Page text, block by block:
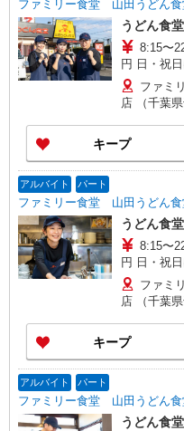
ファミリー食堂 山田うどん
うどん食
8:15〜22:00
円 日・
ファミ
店 （千葉
キープ
アルバイト パート
ファミリー食堂 山田うどん
うどん食
8:15〜22:00
円 日・
ファミ
店 （千葉
キープ
アルバイト パート
ファミリー食堂 山田うどん
うどん食